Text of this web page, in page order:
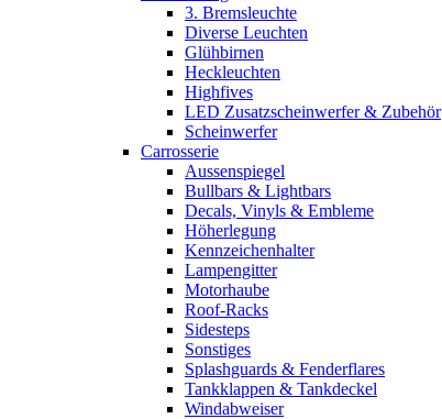
3. Bremsleuchte
Diverse Leuchten
Glühbirnen
Heckleuchten
Highfives
LED Zusatzscheinwerfer & Zubehör
Scheinwerfer
Carrosserie
Aussenspiegel
Bullbars & Lightbars
Decals, Vinyls & Embleme
Höherlegung
Kennzeichenhalter
Lampengitter
Motorhaube
Roof-Racks
Sidesteps
Sonstiges
Splashguards & Fenderflares
Tankklappen & Tankdeckel
Windabweiser